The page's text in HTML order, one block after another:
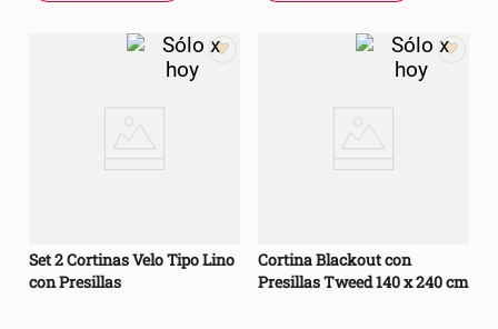
Set 2 Cortinas Velo Tipo Lino
con Presillas
Cortina Blackout con
Presillas Tweed 140 x 240 cm